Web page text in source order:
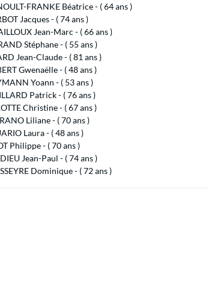
FRANKE Béatrice - ( 64 ans )
Jacques - ( 74 ans )
Jean-Marc - ( 66 ans )
Stéphane - ( 55 ans )
Jean-Claude - ( 81 ans )
Gwenaëlle - ( 48 ans )
Yoann - ( 53 ans )
Patrick - ( 76 ans )
Christine - ( 67 ans )
Liliane - ( 70 ans )
Laura - ( 48 ans )
Philippe - ( 70 ans )
Jean-Paul - ( 74 ans )
Dominique - ( 72 ans )